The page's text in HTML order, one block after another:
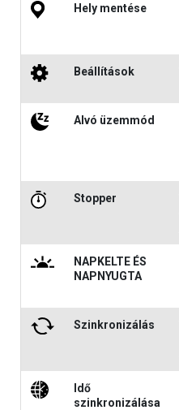
Hely mentése
Beállítás​ok
Alvó üzemmód
Stopper
NAPKELTE ÉS
NAPNYUGTA
Szinkroni​zálás
Idő
szinkronizálása